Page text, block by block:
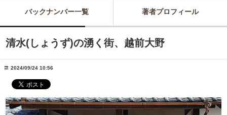
思っています。
バックナンバー一覧 著者プロフィール
清水(しょうず)の湧く街、越前大野
2024/09/24 10:56